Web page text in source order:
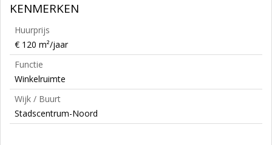
KENMERKEN
Huurprijs
€ 120 m²/jaar
Functie
Winkelruimte
Wijk / Buurt
Stadscentrum-Noord